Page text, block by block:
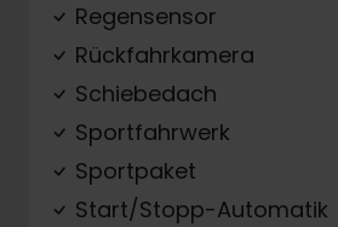
Regensensor
Rückfahrkamera
Schiebedach
Sportfahrwerk
Sportpaket
Start/Stopp-Automatik